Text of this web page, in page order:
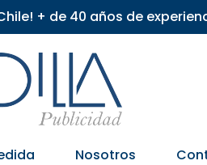
+ de 40 años de
Nosotros